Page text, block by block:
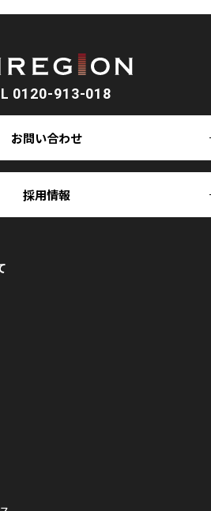
0120-913-018
お問い合わせ
採用情報